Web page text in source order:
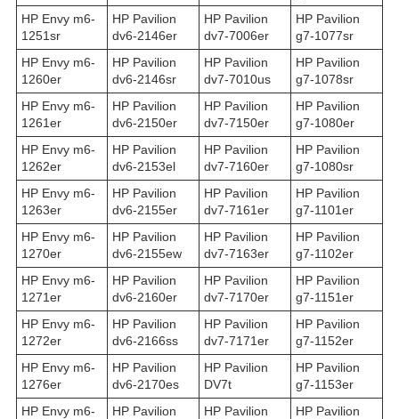
HP Envy m6-
1251sr
HP Pavilion
dv6-2146er
HP Pavilion
dv7-7006er
HP Pavilion
g7-1077sr
HP Envy m6-
1260er
HP Pavilion
dv6-2146sr
HP Pavilion
dv7-7010us
HP Pavilion
g7-1078sr
HP Envy m6-
1261er
HP Pavilion
dv6-2150er
HP Pavilion
dv7-7150er
HP Pavilion
g7-1080er
HP Envy m6-
1262er
HP Pavilion
dv6-2153el
HP Pavilion
dv7-7160er
HP Pavilion
g7-1080sr
HP Envy m6-
1263er
HP Pavilion
dv6-2155er
HP Pavilion
dv7-7161er
HP Pavilion
g7-1101er
HP Envy m6-
1270er
HP Pavilion
dv6-2155ew
HP Pavilion
dv7-7163er
HP Pavilion
g7-1102er
HP Envy m6-
1271er
HP Pavilion
dv6-2160er
HP Pavilion
dv7-7170er
HP Pavilion
g7-1151er
HP Envy m6-
1272er
HP Pavilion
dv6-2166ss
HP Pavilion
dv7-7171er
HP Pavilion
g7-1152er
HP Envy m6-
1276er
HP Pavilion
dv6-2170es
HP Pavilion
DV7t
HP Pavilion
g7-1153er
HP Envy m6-
HP Pavilion
HP Pavilion
HP Pavilion